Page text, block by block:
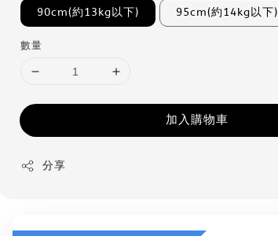
90cm(約13kg以下) 95cm(約14kg以下)
數量
加入購物車
分享